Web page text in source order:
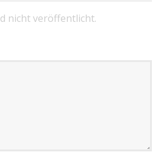
nicht veröffentlicht.